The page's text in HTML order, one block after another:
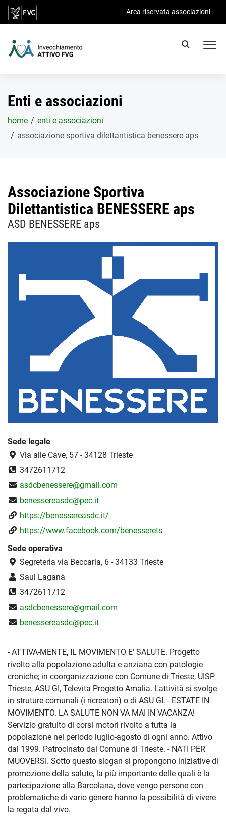
Salta al contenuto principale
Area riservata associazioni
Enti e associazioni
home
enti e associazioni
associazione sportiva dilettantistica benessere aps
Associazione Sportiva
Dilettantistica BENESSERE aps
ASD BENESSERE aps
Sede legale
Via alle Cave, 57 - 34128 Trieste
3472611712
asdcbenessere@gmail.com
benessereasdc@pec.it
https://benessereasdc.it/
https://www.facebook.com/benesserets
Sede operativa
Segreteria via Beccaria, 6 - 34133 Trieste
Saul Laganà
3472611712
asdcbenessere@gmail.com
benessereasdc@pec.it
- ATTIVA-MENTE, IL MOVIMENTO E' SALUTE. Progetto
rivolto alla popolazione adulta e anziana con patologie
croniche; in coorganizzazione con Comune di Trieste, UISP
Trieste, ASU GI, Televita Progetto Amalia. L'attività si svolge
in struture comunali (i ricreatori) o di ASU GI. - ESTATE IN
MOVIMENTO. LA SALUTE NON VA MAI IN VACANZA!
Servizio gratuito di corsi motori rivolto a tutta la
popolazione nel periodo luglio-agosto di ogni anno. Attivo
dal 1999. Patrocinato dal Comune di Trieste. - NATI PER
MUOVERSI. Sotto questo slogan si propongono iniziative di
promozione della salute, la più importante delle quali è la
partecipazione alla Barcolana, dove vengo persone con
problematiche di vario genere hanno la possibilità di vivere
la regata dal vivo.